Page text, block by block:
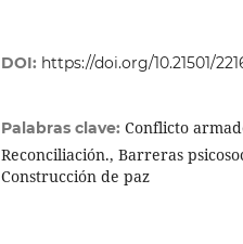
DOI: https://doi.org/10.21501/
Palabras clave: Conflicto
Reconciliación., Barreras
Construcción de paz